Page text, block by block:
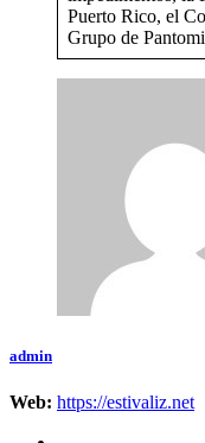
Puerto Rico, el
Grupo de
admin
Web: https://estivaliz.net